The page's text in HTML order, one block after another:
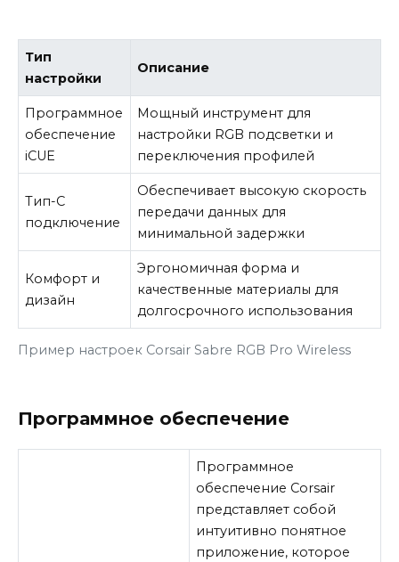
Пример настроек Corsair Sabre RGB Pro Wireless
Тип
настройки
Описание
Программное
обеспечение
iCUE
Мощный инструмент для
настройки RGB подсветки и
переключения профилей
Тип-C
подключение
Обеспечивает высокую скорость
передачи данных для
минимальной задержки
Комфорт и
дизайн
Эргономичная форма и
качественные материалы для
долгосрочного использования
Программное обеспечение
Программное
обеспечение Corsair
представляет собой
интуитивно понятное
приложение, которое